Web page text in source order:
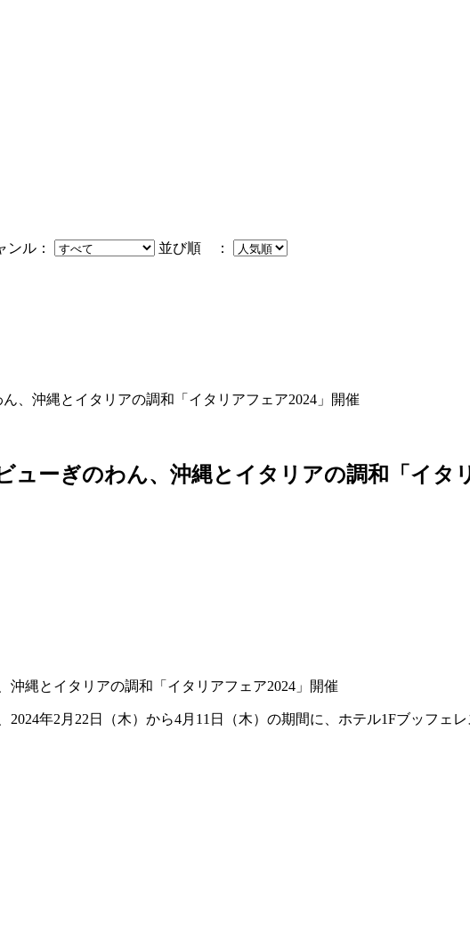
ンル：
並び順 ：
、沖縄とイタリアの調和「イタリアフェア2024」開催
ューぎのわん、沖縄とイタリアの調和「イタ
年2月22日（木）から4月11日（木）の期間に、ホテル1Fブッフェ